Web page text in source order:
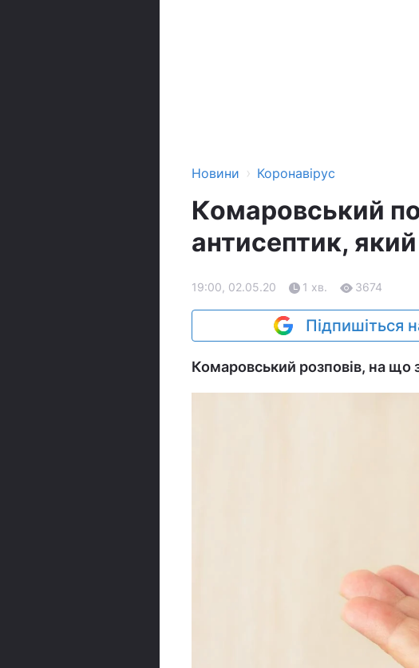
Новини › Коронавірус
Комаровський
антисептик,
19:00, 02.05.20 1 хв. 3674
Підпишіться
Комаровський розповів, на що